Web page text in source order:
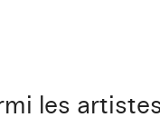
les